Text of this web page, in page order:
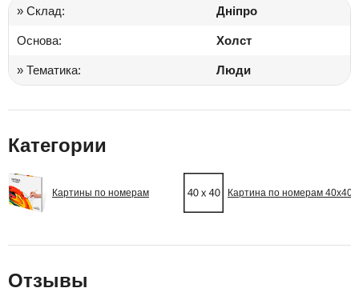
» Склад: Дніпро
Основа: Холст
» Тематика: Люди
Категории
Картины по номерам Картина по номерам 40х40
Отзывы